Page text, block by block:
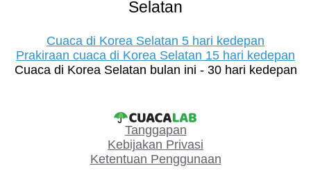
Selatan
Cuaca di Korea Selatan 5 hari kedepan
Prakiraan cuaca di Korea Selatan 15 hari kedepan
Cuaca di Korea Selatan bulan ini - 30 hari kedepan
Tanggapan
Kebijakan Privasi
Ketentuan Penggunaan